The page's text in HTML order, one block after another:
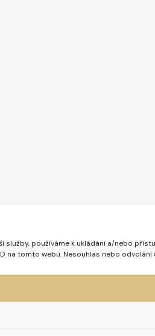
služby, používáme k ukládání a/nebo
na tomto webu. Nesouhlas nebo